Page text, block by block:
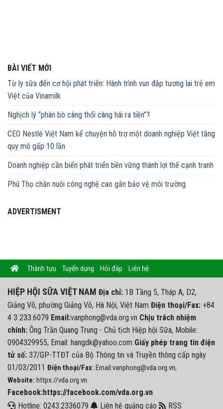
BÀI VIẾT MỚI
Từ ly sữa đến cơ hội phát triển: Hành trình vun đắp tương lai trẻ em
Việt của Vinamilk
Nghịch lý “phân bò càng thối càng hái ra tiền”?
CEO Nestlé Việt Nam kể chuyện hỗ trợ một doanh nghiệp Việt tăng
quy mô gấp 10 lần
Doanh nghiệp cần biến phát triển bền vững thành lợi thế cạnh tranh
Phú Thọ chăn nuôi công nghệ cao gắn bảo vệ môi trường
ADVERTISMENT
Thành tựu Tuyển dụng Hỏi đáp Liên hệ
HIỆP HỘI SỮA VIỆT NAM Địa chỉ: 1B Tầng 5, Tháp A, D2,
Giảng Võ, phường Giảng Võ, Hà Nội, Việt Nam Điện thoại/Fax: +84
4 3 233.6079 Email:vanphong@vda.org.vn Chịu trách nhiệm
chính: Ông Trần Quang Trung - Chủ tịch Hiệp hội Sữa, Mobile:
0904329955, Email: hangdk@yahoo.com Giấy phép trang tin điện
tử số: 37/GP-TTĐT của Bộ Thông tin và Truyền thông cấp ngày
01/03/2011 Điện thoại/Fax: Email:vanphong@vda.org.vn;
Website: https://vda.org.vn
Facebook:https://facebook.com/vda.org.vn
Hotline: 0243.2336079
Liên hệ quảng cáo RSS